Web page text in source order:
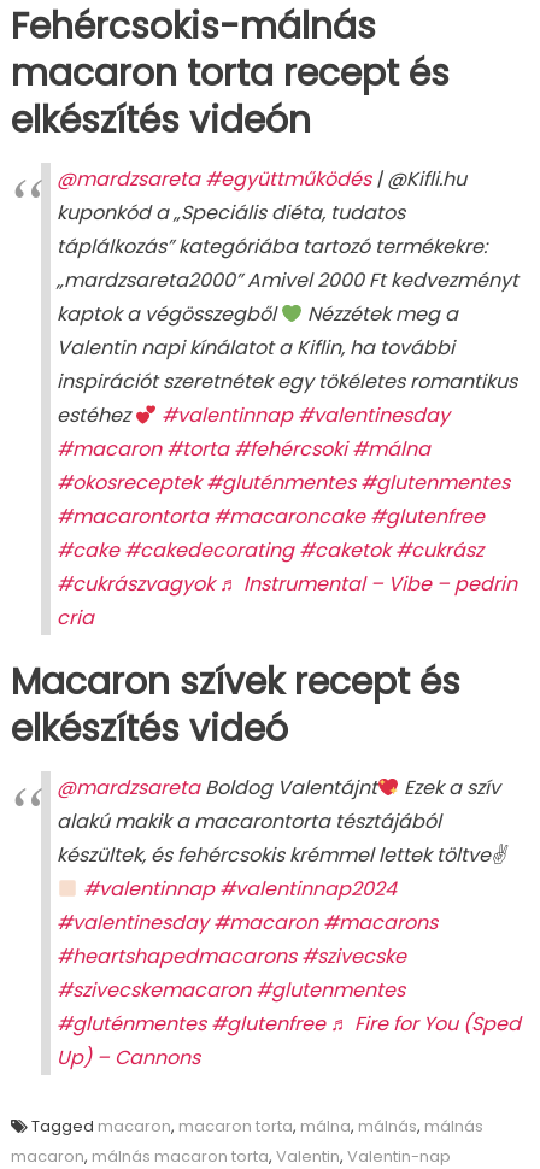
Fehércsokis-málnás
macaron torta recept és
elkészítés videón
@mardzsareta #együttműködés| @Kifli.hu
kuponkód a „Speciális diéta, tudatos
táplálkozás” kategóriába tartozó termékekre:
„mardzsareta2000” Amivel 2000 Ft kedvezményt
kaptok a végösszegből
Nézzétek meg a
Valentin napi kínálatot a Kiflin, ha további
inspirációt szeretnétek egy tökéletes romantikus
estéhez
#valentinnap #valentinesday
#macaron #torta #fehércsoki #málna
#okosreceptek #gluténmentes #glutenmentes
#macarontorta #macaroncake #glutenfree
#cake #cakedecorating #caketok #cukrász
#cukrászvagyok ♬ Instrumental – Vibe – pedrin
cria
Macaron szívek recept és
elkészítés videó
@mardzsaretaBoldog Valentájnt
Ezek a szív
alakú makik a macarontorta tésztájából
készültek, és fehércsokis krémmel lettek töltve✌
#valentinnap #valentinnap2024
#valentinesday #macaron #macarons
#heartshapedmacarons #szivecske
#szivecskemacaron #glutenmentes
#gluténmentes #glutenfree ♬ Fire for You (Sped
Up) – Cannons
Tagged macaron, macaron torta, málna, málnás, málnás
macaron, málnás macaron torta, Valentin, Valentin-nap